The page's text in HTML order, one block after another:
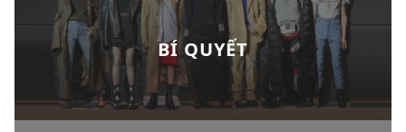
BÍ QUYẾT